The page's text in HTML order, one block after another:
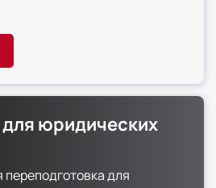
юридических
для